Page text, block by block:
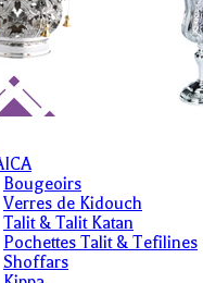
Bougeoirs
Verres de Kidouch
Talit & Talit Katan
Pochettes Talit & Tefilines
Shoffars